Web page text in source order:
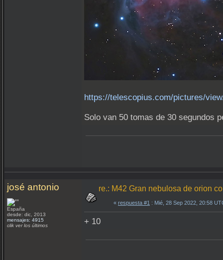
https://telescopius.com/pictures/
Solo van 50 tomas de 30 segundos
josé antonio
España
desde: dic, 2013
mensajes: 4915
clik ver los últimos
re.: M42 Gran nebulosa de orion
« respuesta #1 : Mié, 28 Sep 2022, 20:58
+ 10